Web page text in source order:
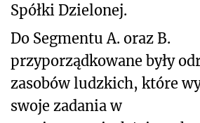
Spółki Dzielonej.
Do Segmentu A. oraz B.
przyporządkowane były
zasobów ludzkich, które
swoje zadania w